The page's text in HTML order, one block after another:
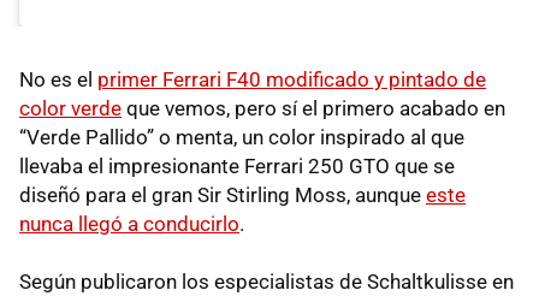
No es el primer Ferrari F40 modificado y pintado de
color verde que vemos, pero sí el primero acabado en
“Verde Pallido” o menta, un color inspirado al que
llevaba el impresionante Ferrari 250 GTO que se
diseñó para el gran Sir Stirling Moss, aunque este
nunca llegó a conducirlo.
Según publicaron los especialistas de Schaltkulisse en